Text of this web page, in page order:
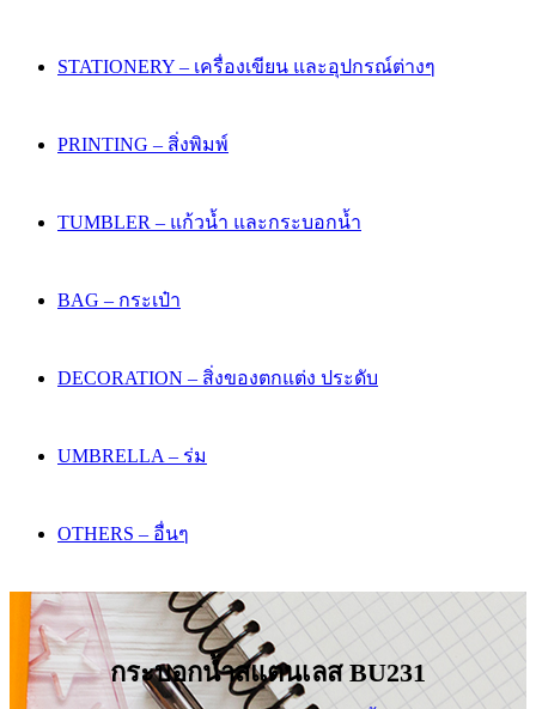
STATIONERY – เครื่องเขียน และอุปกรณ์ต่างๆ
PRINTING – สิ่งพิมพ์
TUMBLER – แก้วน้ำ และกระบอกน้ำ
BAG – กระเป๋า
DECORATION – สิ่งของตกแต่ง ประดับ
UMBRELLA – ร่ม
OTHERS – อื่นๆ
กระบอกน้ำสแตนเลส BU231